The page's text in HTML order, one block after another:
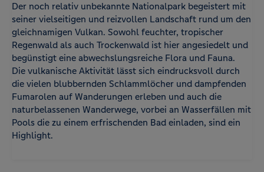
Der noch relativ unbekannte Nationalpark begeistert mit
seiner vielseitigen und reizvollen Landschaft rund um den
gleichnamigen Vulkan. Sowohl feuchter, tropischer
Regenwald als auch Trockenwald ist hier angesiedelt und
begünstigt eine abwechslungsreiche Flora und Fauna.
Die vulkanische Aktivität lässt sich eindrucksvoll durch
die vielen blubbernden Schlammlöcher und dampfenden
Fumarolen auf Wanderungen erleben und auch die
naturbelassenen Wanderwege, vorbei an Wasserfällen mit
Pools die zu einem erfrischenden Bad einladen, sind ein
Highlight.